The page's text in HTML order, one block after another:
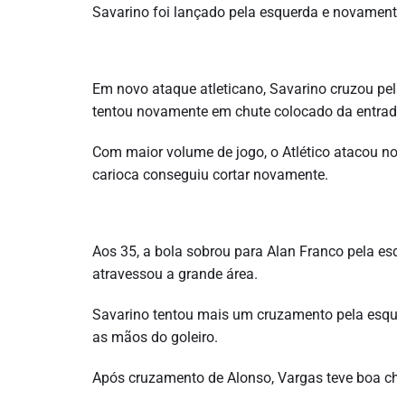
Savarino foi lançado pela esquerda e
Em novo ataque atleticano, Savarino cruzou
tentou novamente em chute colocado da
Com maior volume de jogo, o Atlético atacou
carioca conseguiu cortar novamente.
Aos 35, a bola sobrou para Alan Franco pela
atravessou a grande área.
Savarino tentou mais um cruzamento pela
as mãos do goleiro.
Após cruzamento de Alonso, Vargas teve boa